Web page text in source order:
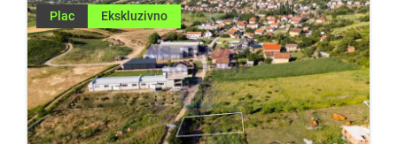
Plac Ekskluzivno